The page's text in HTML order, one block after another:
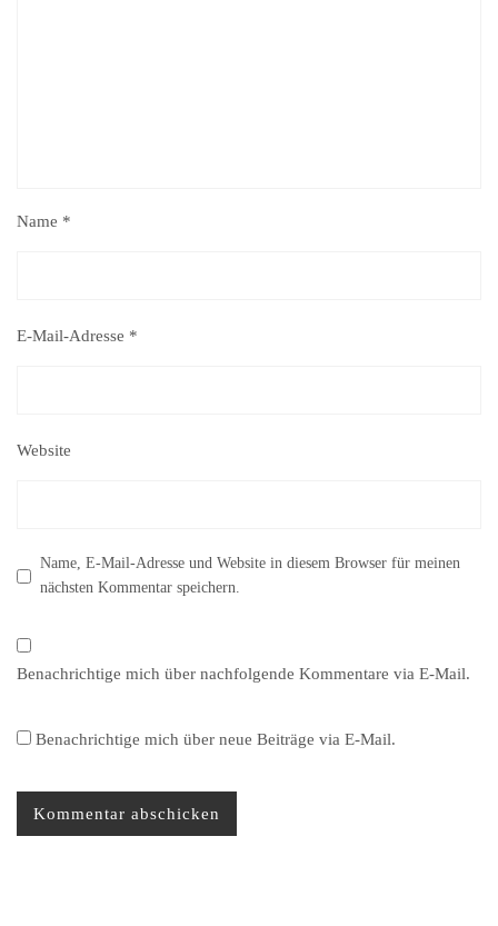
Name *
E-Mail-Adresse *
Website
Name, E-Mail-Adresse und Website in diesem Browser für meinen
nächsten Kommentar speichern.
Benachrichtige mich über nachfolgende Kommentare via E-Mail.
Benachrichtige mich über neue Beiträge via E-Mail.